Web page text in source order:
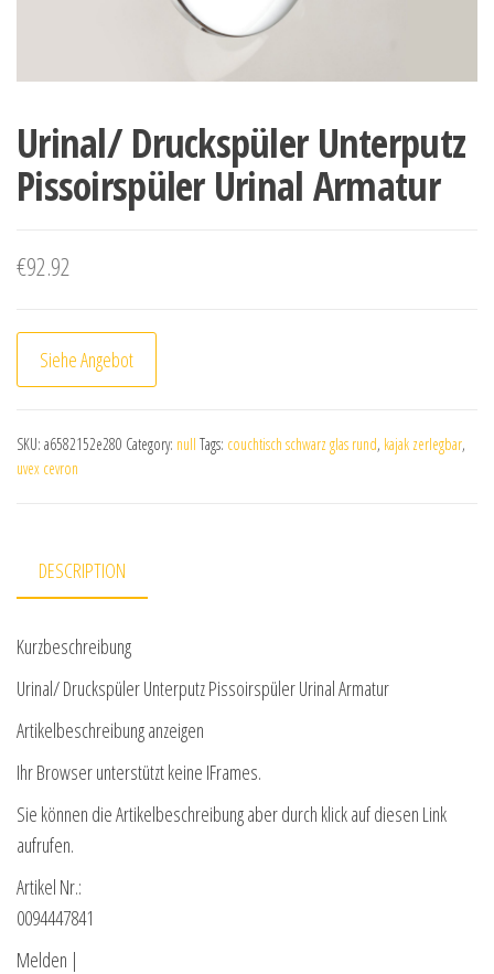
Urinal/ Druckspüler Unterputz
Pissoirspüler Urinal Armatur
€92.92
Siehe Angebot
SKU: a6582152e280 Category: null Tags: couchtisch schwarz glas rund, kajak zerlegbar,
uvex cevron
DESCRIPTION
Kurzbeschreibung
Urinal/ Druckspüler Unterputz Pissoirspüler Urinal Armatur
Artikelbeschreibung anzeigen
Ihr Browser unterstützt keine IFrames.
Sie können die Artikelbeschreibung aber durch klick auf diesen Link
aufrufen.
Artikel Nr.:
0094447841
Melden |